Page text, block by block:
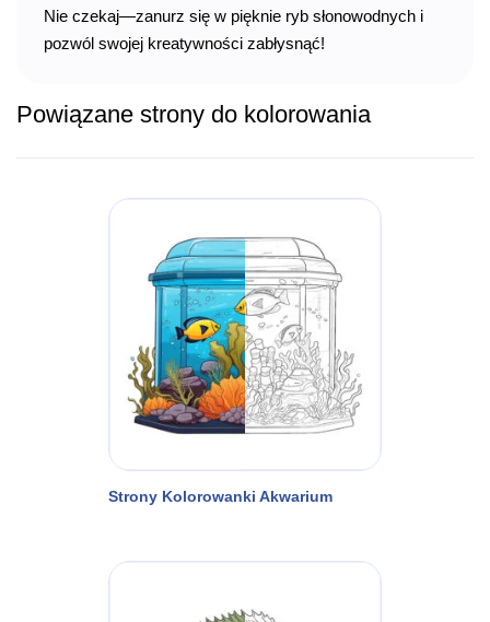
Nie czekaj—zanurz się w pięknie ryb słonowodnych i
pozwól swojej kreatywności zabłysnąć!
Powiązane strony do kolorowania
Strony Kolorowanki Akwarium